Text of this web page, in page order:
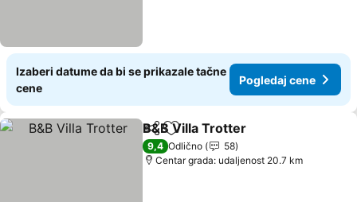
Izaberi datume da bi se prikazale tačne
cene
Pogledaj cene
Deli Dodati u favorite
B&B Villa Trotter
9,4 Odlično
58
Centar grada: udaljenost 20.7 km